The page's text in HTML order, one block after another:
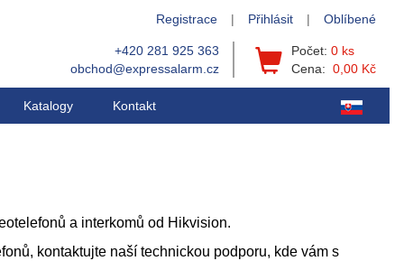
Registrace | Přihlásit | Oblíbené
+420 281 925 363
obchod@expressalarm.cz
Počet: 0 ks
Cena: 0,00 Kč
Katalogy Kontakt
a interkomů od Hikvision.
kontaktujte naší technickou podporu, kde vám s